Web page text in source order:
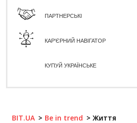
ПАРТНЕРСЬКІ
КАР'ЄРНИЙ НАВІГАТОР
КУПУЙ УКРАЇНСЬКЕ
BIT.UA Be in trend Життя